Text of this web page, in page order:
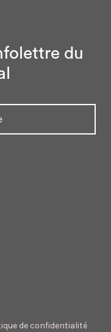
du
de confidentialité